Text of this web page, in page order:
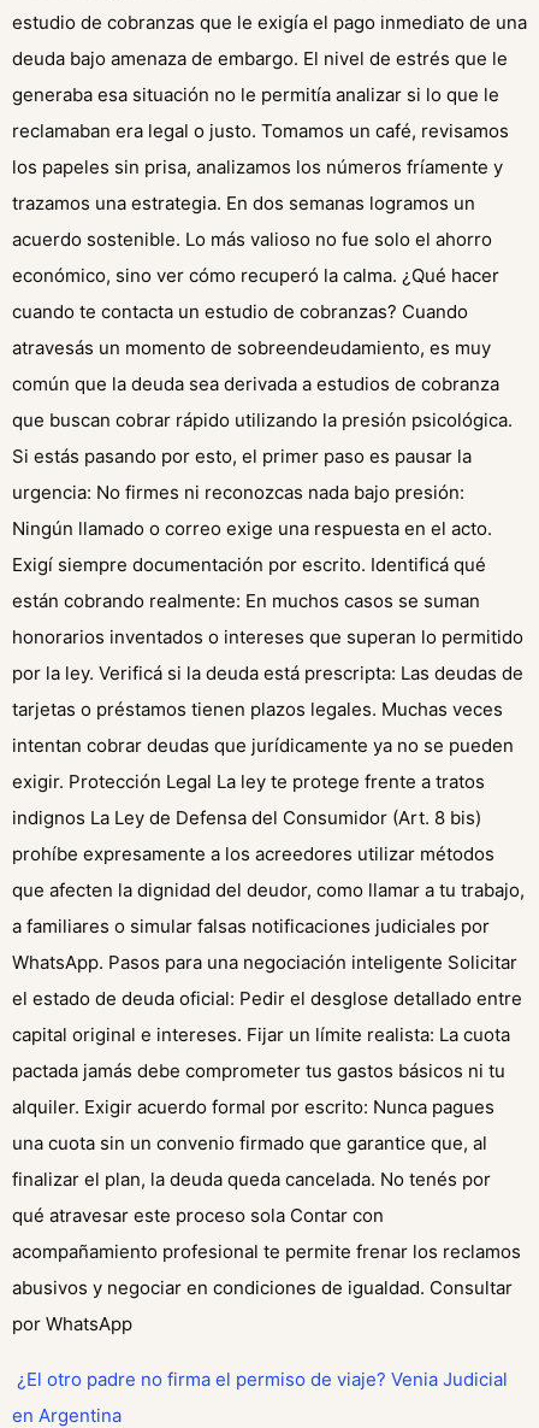
estudio de cobranzas que le exigía el pago inmediato de una
deuda bajo amenaza de embargo. El nivel de estrés que le
generaba esa situación no le permitía analizar si lo que le
reclamaban era legal o justo. Tomamos un café, revisamos
los papeles sin prisa, analizamos los números fríamente y
trazamos una estrategia. En dos semanas logramos un
acuerdo sostenible. Lo más valioso no fue solo el ahorro
económico, sino ver cómo recuperó la calma. ¿Qué hacer
cuando te contacta un estudio de cobranzas? Cuando
atravesás un momento de sobreendeudamiento, es muy
común que la deuda sea derivada a estudios de cobranza
que buscan cobrar rápido utilizando la presión psicológica.
Si estás pasando por esto, el primer paso es pausar la
urgencia: No firmes ni reconozcas nada bajo presión:
Ningún llamado o correo exige una respuesta en el acto.
Exigí siempre documentación por escrito. Identificá qué
están cobrando realmente: En muchos casos se suman
honorarios inventados o intereses que superan lo permitido
por la ley. Verificá si la deuda está prescripta: Las deudas de
tarjetas o préstamos tienen plazos legales. Muchas veces
intentan cobrar deudas que jurídicamente ya no se pueden
exigir. Protección Legal La ley te protege frente a tratos
indignos La Ley de Defensa del Consumidor (Art. 8 bis)
prohíbe expresamente a los acreedores utilizar métodos
que afecten la dignidad del deudor, como llamar a tu trabajo,
a familiares o simular falsas notificaciones judiciales por
WhatsApp. Pasos para una negociación inteligente Solicitar
el estado de deuda oficial: Pedir el desglose detallado entre
capital original e intereses. Fijar un límite realista: La cuota
pactada jamás debe comprometer tus gastos básicos ni tu
alquiler. Exigir acuerdo formal por escrito: Nunca pagues
una cuota sin un convenio firmado que garantice que, al
finalizar el plan, la deuda queda cancelada. No tenés por
qué atravesar este proceso sola Contar con
acompañamiento profesional te permite frenar los reclamos
abusivos y negociar en condiciones de igualdad. Consultar
por WhatsApp
⁠¿El otro padre no firma el permiso de viaje? Venia Judicial
en Argentina